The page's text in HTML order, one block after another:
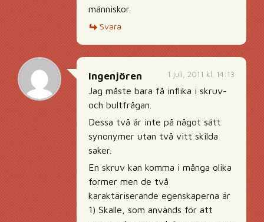
människor.
Svara
1 juli, 2011 kl. 14:13
Ingenjören
Jag måste bara få inflika i skruv-
och bultfrågan.
Dessa två är inte på något sätt
synonymer utan två vitt skilda
saker.
En skruv kan komma i många olika
former men de två
karaktäriserande egenskaperna är
1) Skalle, som används för att